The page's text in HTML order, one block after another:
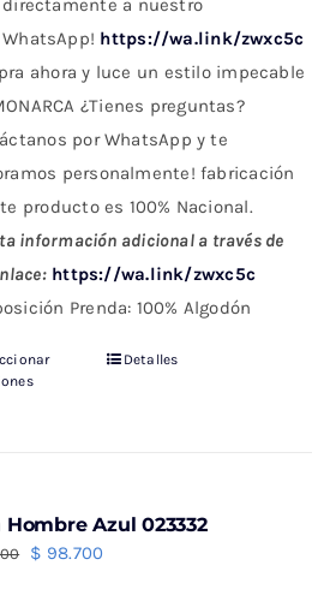
directamente a nuestro
WhatsApp! https://wa.link/zwxc5c
ahora y luce un estilo impecable
¿Tienes preguntas?
por WhatsApp y te
personalmente! fabricación
producto es 100% Nacional.
información adicional a través de
https://wa.link/zwxc5c
Prenda: 100% Algodón
Este
Las
Detalles
Hombre Azul 023332
El
$ 98.700